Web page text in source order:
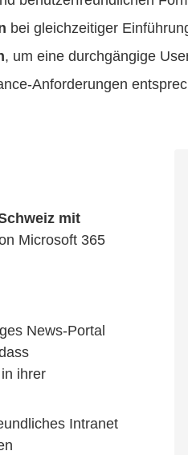
bei gleichzeitiger
, um eine durchgängige
Anforderungen
mit
Microsoft 365
News-Portal
ihrer
Intranet